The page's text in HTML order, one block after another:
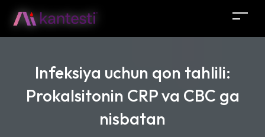
Infeksiya uchun qon tahlili:
Prokalsitonin CRP va CBC ga
nisbatan